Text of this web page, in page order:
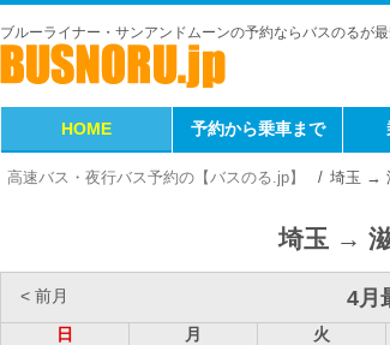
ブルーライナー・サンアンドムーンの予約ならバスのるが
HOME 予約から乗車まで
高速バス・夜行バス予約の【バスのる.jp】 埼玉 →
埼玉 →
< 前月 4月
日
月 火